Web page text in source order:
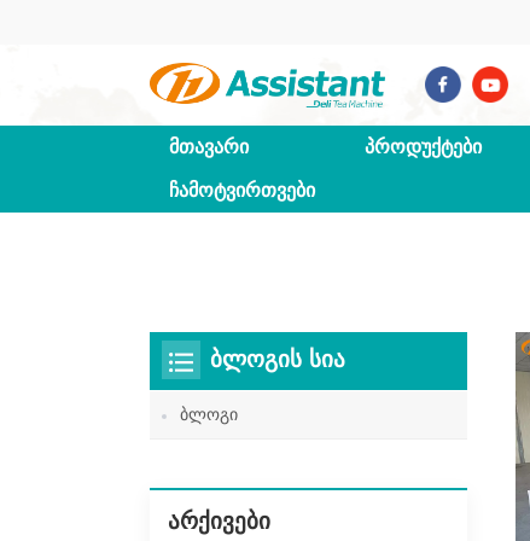
ᲛᲗᲐᲕᲐᲠᲘ ᲞᲠᲝᲓᲣᲥᲢᲔᲑᲘ
ᲩᲐᲛᲝᲢᲕᲘᲠᲗᲕᲔᲑᲘ
ᲑᲚᲝᲒᲘᲡ ᲡᲘᲐ
ბლოგი
ᲐᲠᲥᲘᲕᲔᲑᲘ